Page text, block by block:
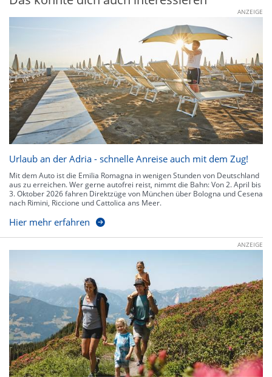
ANZEIGE
Urlaub an der Adria - schnelle Anreise auch mit dem Zug!
Mit dem Auto ist die Emilia Romagna in wenigen Stunden von Deutschland
aus zu erreichen. Wer gerne autofrei reist, nimmt die Bahn: Von 2. April bis
3. Oktober 2026 fahren Direktzüge von München über Bologna und Cesena
nach Rimini, Riccione und Cattolica ans Meer.
Hier mehr erfahren
ANZEIGE